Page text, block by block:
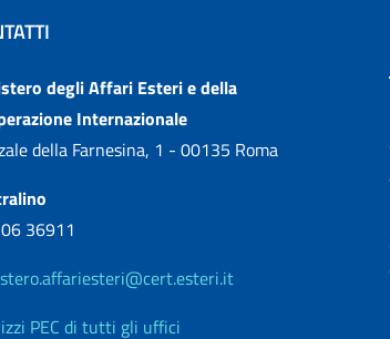
footer
degli Affari Esteri e della
Internazionale
della Farnesina, 1 - 00135 Roma
36911
PEC di tutti gli uffici